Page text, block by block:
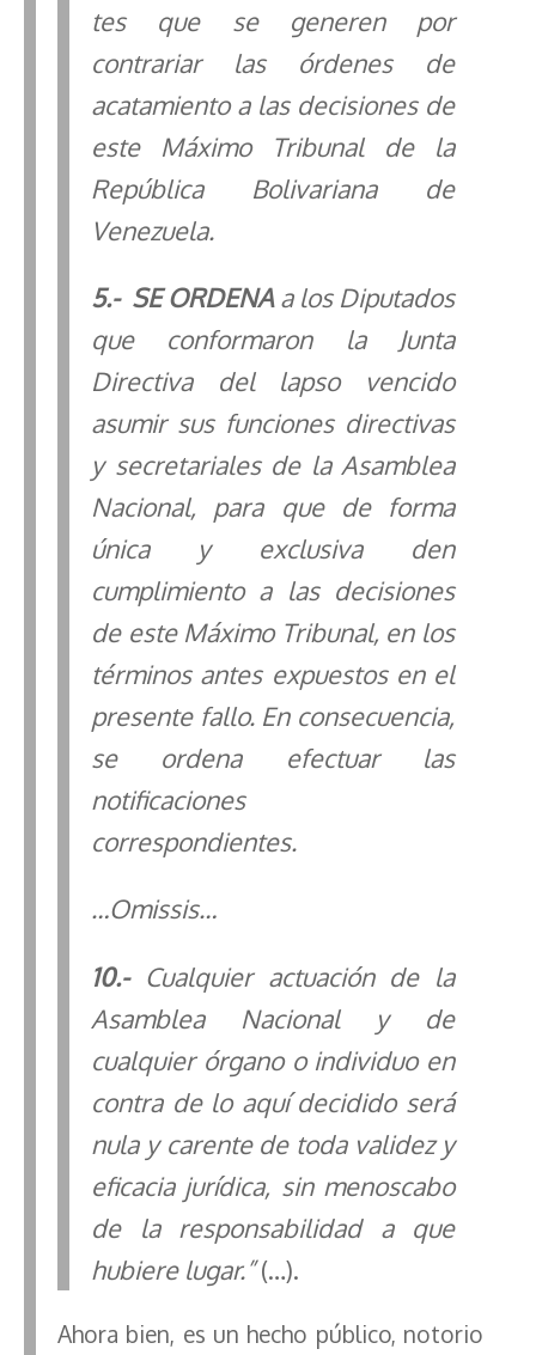
tes que se generen por
contrariar las órdenes de
acatamiento a las decisiones de
este Máximo Tribunal de la
República Bolivariana de
Venezuela.
5.- SE ORDENAa los Diputados
que conformaron la Junta
Directiva del lapso vencido
asumir sus funciones directivas
y secretariales de la Asamblea
Nacional, para que de forma
única y exclusiva den
cumplimiento a las decisiones
de este Máximo Tribunal, en los
términos antes expuestos en el
presente fallo. En consecuencia,
se ordena efectuar las
notificaciones
correspondientes.
…Omissis…
10.-Cualquier actuación de la
Asamblea Nacional y de
cualquier órgano o individuo en
contra de lo aquí decidido será
nula y carente de toda validez y
eficacia jurídica, sin menoscabo
de la responsabilidad a que
hubiere lugar.”(…).
Ahora bien, es un hecho público, notorio